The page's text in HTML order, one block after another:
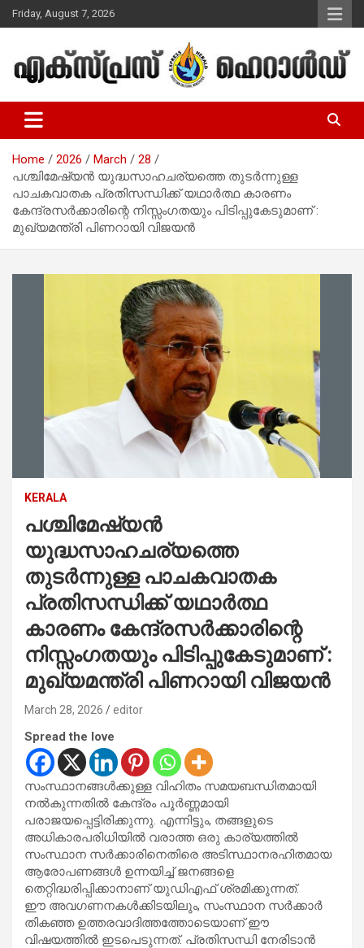
Skip
to
Friday, August 7, 2026
Express Herald – Malayalam
Christian News
Home 2026 March
28
പശ്ചിമേഷ്യൻ യുദ്ധസാഹചര്യത്തെ തുടർന്നുള്ള
പാചകവാതക പ്രതിസന്ധിക്ക് യഥാർത്ഥ കാരണം
കേന്ദ്രസർക്കാരിന്റെ നിസ്സംഗതയും പിടിപ്പുകേടുമാണ് :
മുഖ്യമന്ത്രി പിണറായി വിജയന്‍
KERALA
പശ്ചിമേഷ്യൻ
യുദ്ധസാഹചര്യത്തെ
തുടർന്നുള്ള പാചകവാതക
പ്രതിസന്ധിക്ക് യഥാർത്ഥ
കാരണം കേന്ദ്രസർക്കാരിന്റെ
നിസ്സംഗതയും പിടിപ്പുകേടുമാണ് :
മുഖ്യമന്ത്രി പിണറായി വിജയന്‍
March 28, 2026 editor
Spread the love
സംസ്ഥാനങ്ങൾക്കുള്ള വിഹിതം സമയബന്ധിതമായി
നൽകുന്നതിൽ കേന്ദ്രം പൂർണ്ണമായി
പരാജയപ്പെട്ടിരിക്കുന്നു. എന്നിട്ടും, തങ്ങളുടെ
അധികാരപരിധിയിൽ വരാത്ത ഒരു കാര്യത്തിൽ
സംസ്ഥാന സർക്കാരിനെതിരെ അടിസ്ഥാനരഹിതമായ
ആരോപണങ്ങൾ ഉന്നയിച്ച് ജനങ്ങളെ
തെറ്റിദ്ധരിപ്പിക്കാനാണ് യുഡിഎഫ് ശ്രമിക്കുന്നത്.
ഈ അവഗണനകൾക്കിടയിലും, സംസ്ഥാന സർക്കാർ
തികഞ്ഞ ഉത്തരവാദിത്തത്തോടെയാണ് ഈ
വിഷയത്തിൽ ഇടപെടുന്നത്. പ്രതിസന്ധി നേരിടാൻ